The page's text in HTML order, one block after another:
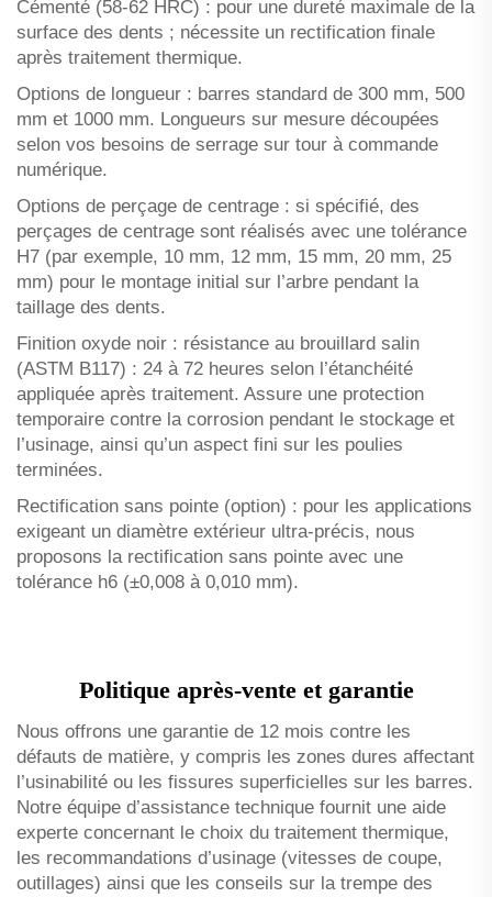
Cémenté (58-62 HRC) : pour une dureté maximale de la
surface des dents ; nécessite un rectification finale
après traitement thermique.
Options de longueur : barres standard de 300 mm, 500
mm et 1000 mm. Longueurs sur mesure découpées
selon vos besoins de serrage sur tour à commande
numérique.
Options de perçage de centrage : si spécifié, des
perçages de centrage sont réalisés avec une tolérance
H7 (par exemple, 10 mm, 12 mm, 15 mm, 20 mm, 25
mm) pour le montage initial sur l’arbre pendant la
taillage des dents.
Finition oxyde noir : résistance au brouillard salin
(ASTM B117) : 24 à 72 heures selon l’étanchéité
appliquée après traitement. Assure une protection
temporaire contre la corrosion pendant le stockage et
l’usinage, ainsi qu’un aspect fini sur les poulies
terminées.
Rectification sans pointe (option) : pour les applications
exigeant un diamètre extérieur ultra-précis, nous
proposons la rectification sans pointe avec une
tolérance h6 (±0,008 à 0,010 mm).
Politique après-vente et garantie
Nous offrons une garantie de 12 mois contre les
défauts de matière, y compris les zones dures affectant
l’usinabilité ou les fissures superficielles sur les barres.
Notre équipe d’assistance technique fournit une aide
experte concernant le choix du traitement thermique,
les recommandations d’usinage (vitesses de coupe,
outillages) ainsi que les conseils sur la trempe des